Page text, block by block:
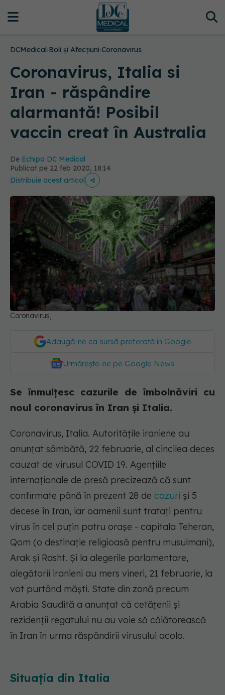
DCMedical›Boli și Afecțiuni›Coronavirus
Coronavirus, Italia si
Iran - răspândire
alarmantă! Posibil
vaccin creat în Australia
De Echipa DC Medical
Publicat pe 22 feb 2020, 18:14
Distribuie acest articol
Coronavirus,
Adaugă-ne ca sursă preferată în Google
Urmărește-ne pe Google News
Se înmulțesc cazurile de îmbolnăviri cu
noul coronavirus în Iran și Italia.
Coronavirus, Italia. Autoritățile iraniene au
anunțat sâmbătă, 22 februarie, al cincilea deces
cauzat de virusul COVID 19. Agențiile
internaționale de presă precizează că sunt
confirmate până în prezent 28 de cazuri și 5
decese în Iran, iar oamenii sunt tratați pentru
virus în cel puțin patru orașe - capitala Teheran,
Qom (o destinație religioasă pentru musulmani),
Arak și Rasht. Și la alegerile parlamentare,
alegătorii iranieni au mers vineri, 21 februarie, la
vot purtând măști. State din zonă precum
Arabia Saudită a anunțat că cetățenii și
rezidenții regatului nu au voie să călătorească
în Iran în urma răspândirii virusului acolo.
Situația din Italia